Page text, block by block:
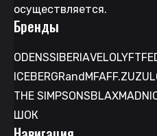
осуществляется.
Бренды
ODENSSIBERIAVELOLYFT
ICEBERGRandMFAFF.ZUZU
THE SIMPSONSBLAXMAD
ШОК